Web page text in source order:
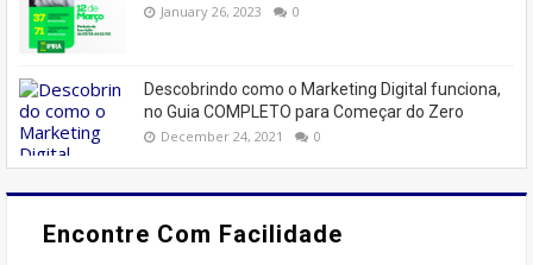
January 26, 2023 0
Descobrindo como o Marketing Digital funciona,
no Guia COMPLETO para Começar do Zero
December 24, 2021 0
Encontre Com Facilidade